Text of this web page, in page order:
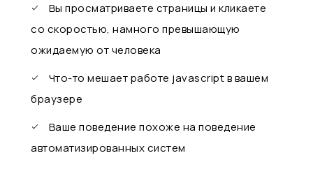
Вы просматриваете страницы и кликаете
со скоростью, намного превышающую
ожидаемую от человека
Что-то мешает работе javascript в вашем
браузере
Ваше поведение похоже на поведение
автоматизированных систем